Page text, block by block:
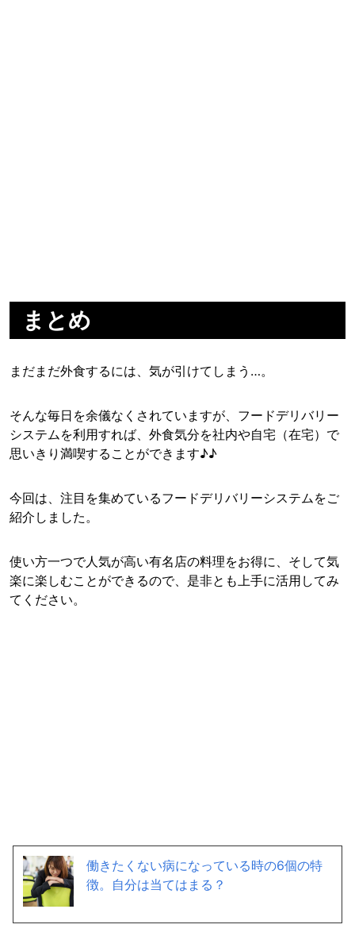
まとめ
まだまだ外食するには、気が引けてしまう…。
そんな毎日を余儀なくされていますが、フードデリバリー
システムを利用すれば、外食気分を社内や自宅（在宅）で
思いきり満喫することができます♪♪
今回は、注目を集めているフードデリバリーシステムをご
紹介しました。
使い方一つで人気が高い有名店の料理をお得に、そして気
楽に楽しむことができるので、是非とも上手に活用してみ
てください。
働きたくない病になっている時の6個の特
徴。自分は当てはまる？